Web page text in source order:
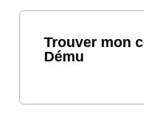
Trouver mon
Dému